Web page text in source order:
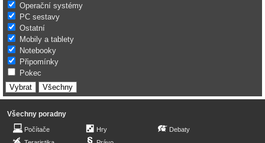
Operační systémy
PC sestavy
Ostatní
Mobily a tablety
Notebooky
Připomínky
Pokec
Všechny poradny
Počítače
Hry
Debaty